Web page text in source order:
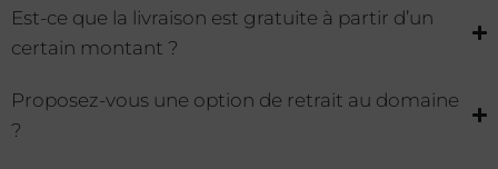
Est-ce que la livraison est gratuite à partir d’un
certain montant ?
Proposez-vous une option de retrait au domaine
?